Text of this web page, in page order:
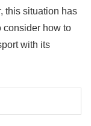
this situation has
consider how to
with its